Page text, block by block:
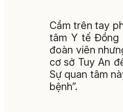
Cầm trên tay
tâm Y tế Đồng
đoàn viên
cơ sở Tuy An
Sự quan tâm
bệnh”.